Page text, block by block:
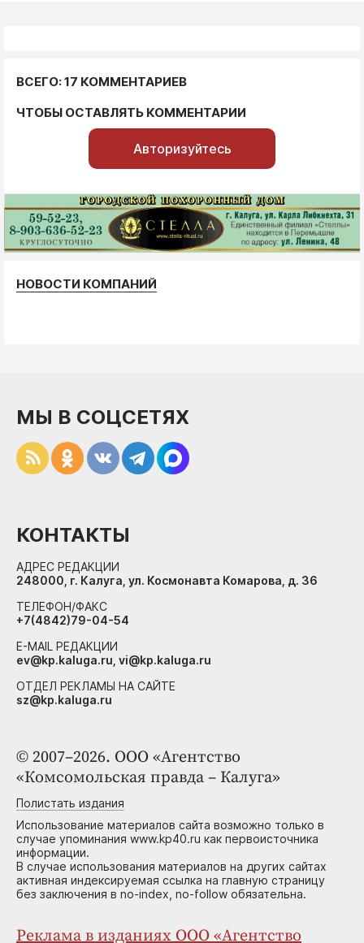
ВСЕГО: 17 КОММЕНТАРИЕВ
ЧТОБЫ ОСТАВЛЯТЬ КОММЕНТАРИИ
Авторизуйтесь
НОВОСТИ КОМПАНИЙ
© 2007–2026. ООО «Агентство
«Комсомольская правда – Калуга»
Полистать издания
Использование материалов сайта возможно только в
случае упоминания www.kp40.ru как первоисточника
информации.
В случае использования материалов на других сайтах
активная индексируемая ссылка на главную страницу
без заключения в no-index, no-follow обязательна.
Реклама в изданиях ООО «Агентство
МЫ В СОЦСЕТЯХ
КОНТАКТЫ
АДРЕС РЕДАКЦИИ
248000, г. Калуга, ул. Космонавта Комарова, д. 36
ТЕЛЕФОН/ФАКС
+7(4842)79-04-54
E-MAIL РЕДАКЦИИ
ev@kp.kaluga.ru, vi@kp.kaluga.ru
ОТДЕЛ РЕКЛАМЫ НА САЙТЕ
sz@kp.kaluga.ru